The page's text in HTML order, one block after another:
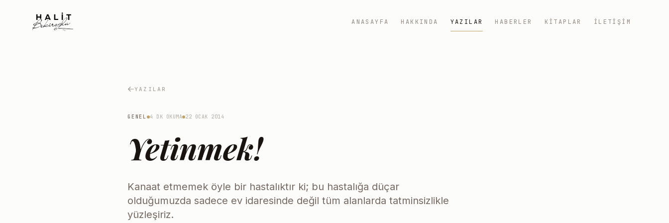
ANASAYFA HAKKINDA YAZILAR HABERLER KITAPLAR İLETIŞIM
YAZILAR
GENEL 4 DK OKUMA 22 OCAK 2014
Yetinmek!
Kanaat etmemek öyle bir hastalıktır ki; bu hastalığa düçar
olduğumuzda sadece ev idaresinde değil tüm alanlarda tatminsizlikle
yüzleşiriz.